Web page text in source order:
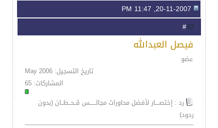
42
فيصل العبدالله
عضو
تاريخ التسجيل: May 2006
المشاركات: 65
رد : إختصــــار لأفضل محاورات مجالــــــس قــحــطــان (بدون
ردود)